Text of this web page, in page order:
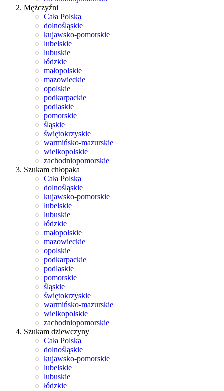
Mężczyźni
Cała Polska
dolnośląskie
kujawsko-pomorskie
lubelskie
lubuskie
łódzkie
małopolskie
mazowieckie
opolskie
podkarpackie
podlaskie
pomorskie
śląskie
świętokrzyskie
warmińsko-mazurskie
wielkopolskie
zachodniopomorskie
Szukam chłopaka
Cała Polska
dolnośląskie
kujawsko-pomorskie
lubelskie
lubuskie
łódzkie
małopolskie
mazowieckie
opolskie
podkarpackie
podlaskie
pomorskie
śląskie
świętokrzyskie
warmińsko-mazurskie
wielkopolskie
zachodniopomorskie
Szukam dziewczyny
Cała Polska
dolnośląskie
kujawsko-pomorskie
lubelskie
lubuskie
łódzkie